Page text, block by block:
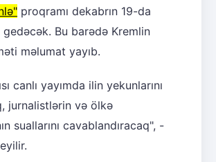
proqramı dekabrın 19-da
Bu barədə Kremlin
məlumat yayıb.
canlı yayımda ilin yekunlarını
jurnalistlərin və ölkə
suallarını cavablandıracaq", -